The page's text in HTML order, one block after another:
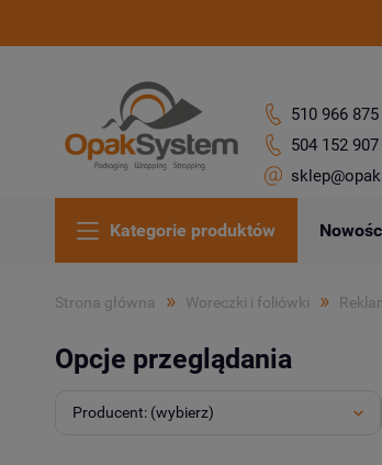
510 966 875
504 152 907
Kategorie produktów
Strona główna » Woreczki i foliówki »
Opcje przeglądania
Producent: (wybierz)